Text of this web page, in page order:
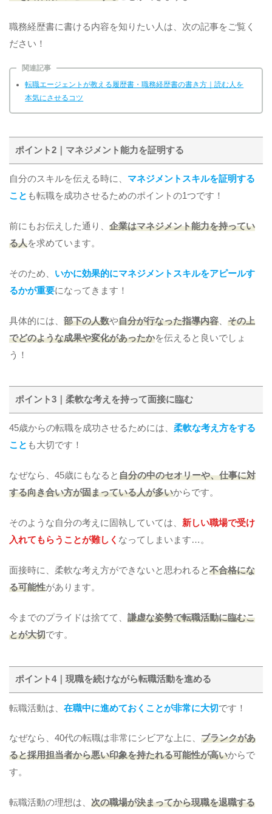
職務経歴書に書ける内容を知りたい人は、次の記事をご覧く
ださい！
関連記事
転職エージェントが教える履歴書・職務経歴書の書き方｜読む人を
本気にさせるコツ
ポイント2｜マネジメント能力を証明する
自分のスキルを伝える時に、 マネジメントスキルを証明する
こと も転職を成功させるためのポイントの1つです！
前にもお伝えした通り、 企業はマネジメント能力を持ってい
る人を求めています。
そのため、 いかに効果的にマネジメントスキルをアピールす
るかが重要になってきます！
具体的には、 部下の人数や自分が行なった指導内容
その上
でどのような成果や変化があったかを伝えると良いでしょ
う！
ポイント3｜柔軟な考えを持って面接に臨む
45歳からの転職を成功させるためには、 柔軟な考え方をする
こと も大切です！
なぜなら、45歳にもなると自分の中のセオリーや、仕事に対
する向き合い方が固まっている人が多いからです。
そのような自分の考えに固執していては、 新しい職場で受け
入れてもらうことが難しく なってしまいます…。
面接時に、柔軟な考え方ができないと思われると不合格にな
る可能性があります。
今までのプライドは捨てて、 謙虚な姿勢で転職活動に臨むこ
とが大切です。
ポイント4｜現職を続けながら転職活動を進める
転職活動は、 在職中に進めておくことが非常に大切です！
なぜなら、40代の転職は非常にシビアな上に、 ブランクがあ
ると採用担当者から悪い印象を持たれる可能性が高いからで
す。
転職活動の理想は、 次の職場が決まってから現職を退職する